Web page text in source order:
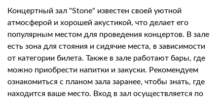
Концертный зал "Stone" известен своей уютной
атмосферой и хорошей акустикой, что делает его
популярным местом для проведения концертов. В зале
есть зона для стояния и сидячие места, в зависимости
от категории билета. Также в зале работают бары, где
можно приобрести напитки и закуски. Рекомендуем
ознакомиться с планом зала заранее, чтобы знать, где
находится ваше место. Вход в зал осуществляется по